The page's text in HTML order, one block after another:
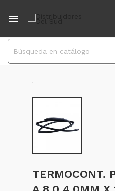

TERMOCONT.